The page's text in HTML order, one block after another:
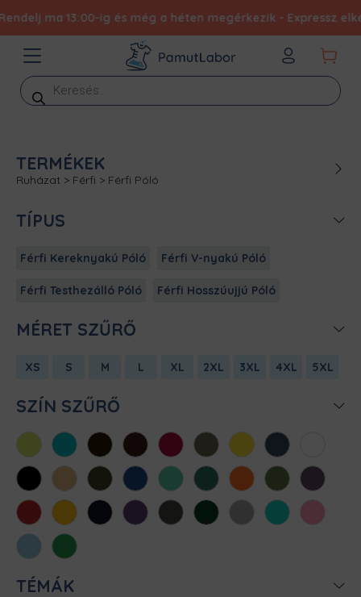
ma 13:00-ig és még a héten megérkezik - Expressz
Products
search
TERMÉKEK
Ruházat > Férfi > Férfi Póló
TÍPUS
Férfi Kereknyakú Póló Férfi V-nyakú Póló
Férfi Testhezálló Póló Férfi Hosszúujjú Póló
MÉRET SZŰRŐ
XS S M L XL 2XL 3XL 4XL 5XL
SZÍN SZŰRŐ
AlmazöldAtollkékBarnaBordóChili Cink Citromsárga
Denim
FeketeHomokKhaki KirálykékMentaMéregzöld
NarancsOliva Padlizsán
Piros SárgaSötétkékSötétlilaSötétszürke
SötétzöldSportszürke
Türkiz
Világos
rózsaszín
Világoskék
Zöld
TÉMÁK